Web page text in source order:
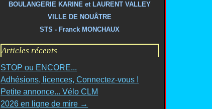
BOULANGERIE KARINE et LAURENT VALLEY
VILLE DE NOUÂTRE
STS - Franck MONCHAUX
Articles récents
STOP ou ENCORE...
Adhésions, licences, Connectez-vous !
Petite annonce... Vélo CLM
2026 en ligne de mire →